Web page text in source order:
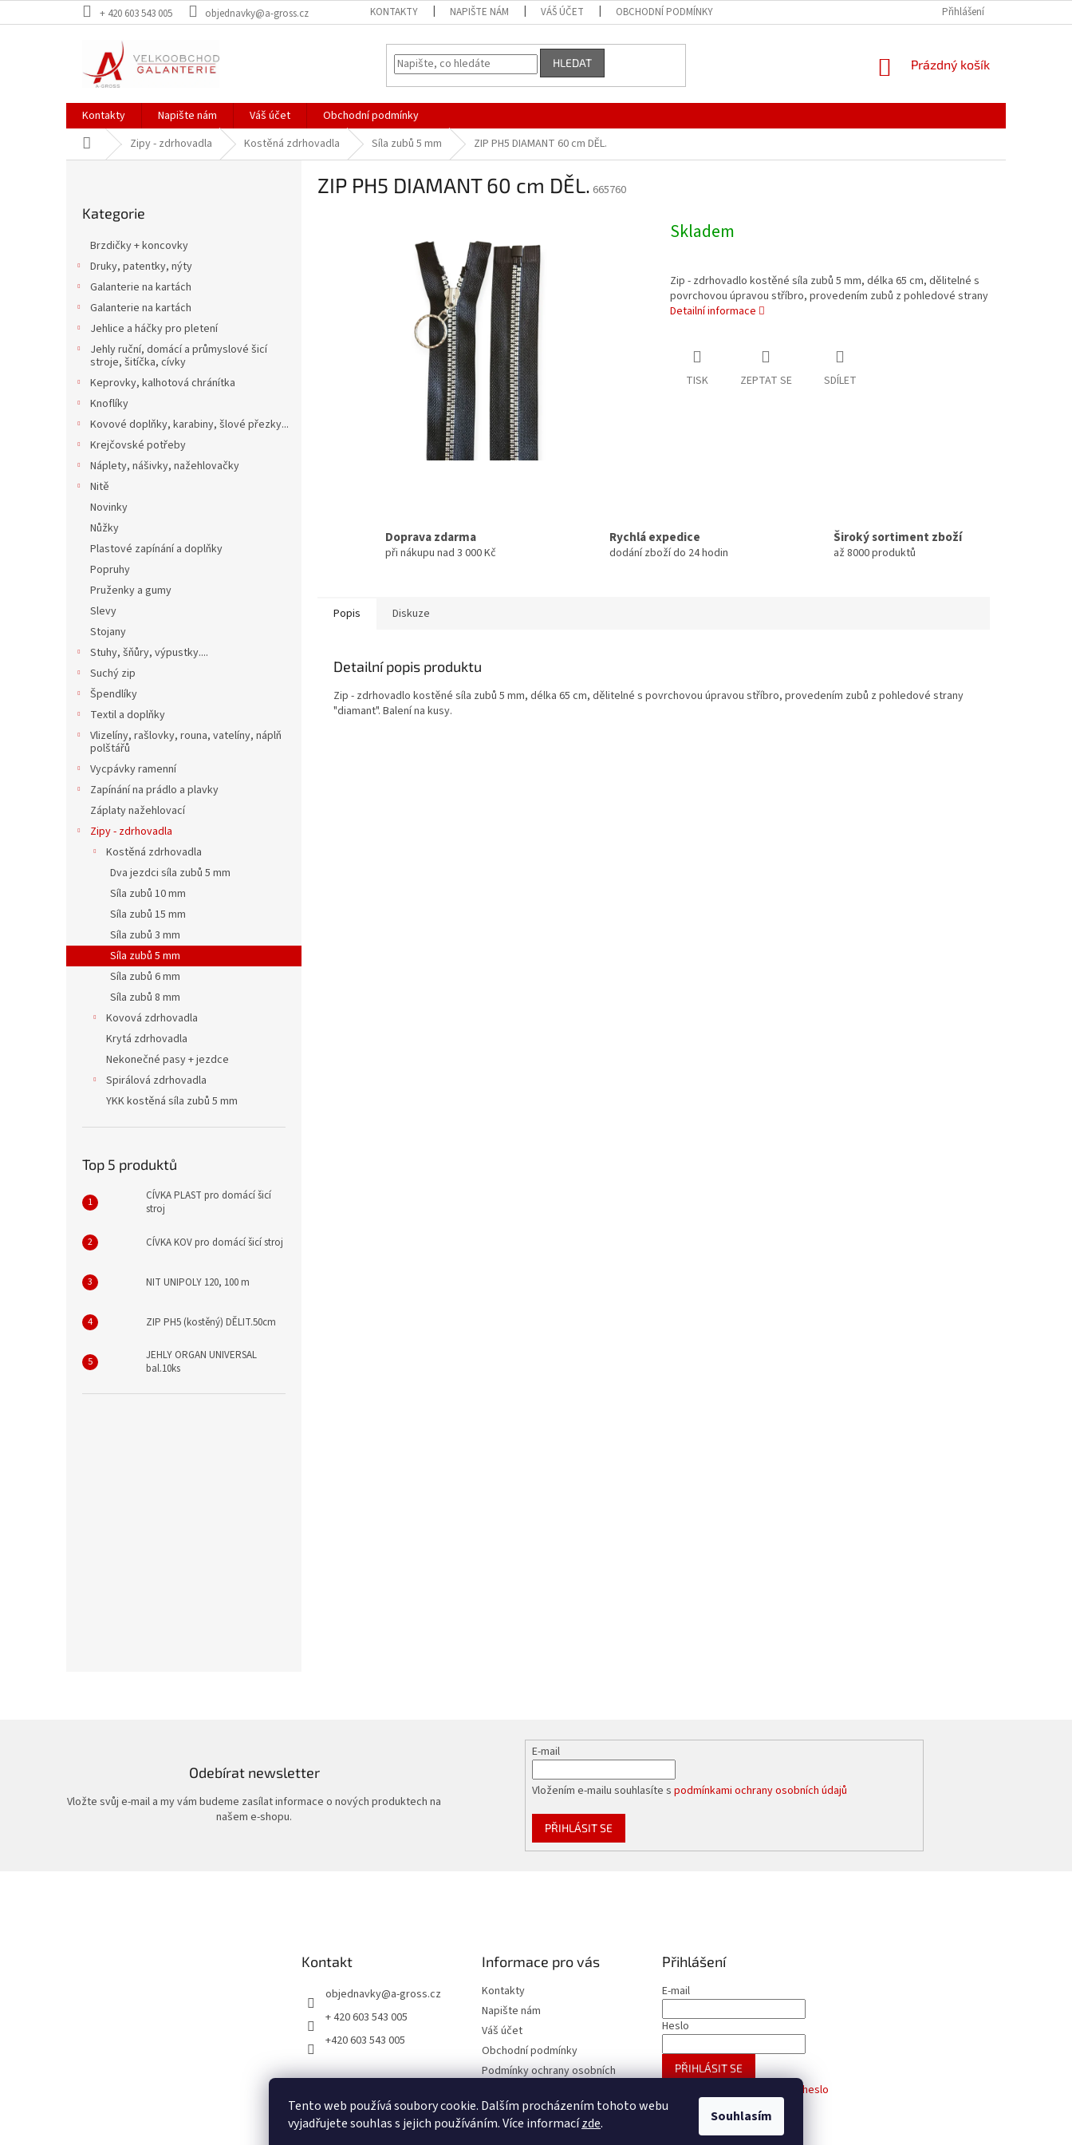
Tento web používá soubory cookie. Dalším procházením tohoto webu
vyjadřujete souhlas s jejich používáním. Více informacízde. Souhlasím
na
+ 420 603 543 005 objednavky@a-gross.cz KONTAKTY NAPIŠTE NÁM VÁŠ ÚČET OBCHODNÍ PODMÍNKY REKLAMACE
Přihlášení
HLEDAT
NÁKUPNÍ
Prázdný košík
Kontakty Napište nám Váš účet
Obchodní podmínky
Domů Zipy - zdrhovadla Kostěná zdrhovadla Síla zubů 5 mm ZIP PH5 DIAMANT 60 cm DĚL.
kategorie
Kategorie
Brzdičky + koncovky
Druky, patentky, nýty
Galanterie na kartách
Galanterie na kartách
Jehlice a háčky pro pletení
Jehly ruční, domácí a průmyslové šicí
stroje, šitíčka, cívky
Keprovky, kalhotová chránítka
Knoflíky
Kovové doplňky, karabiny, šlové přezky...
Krejčovské potřeby
Náplety, nášivky, nažehlovačky
Nitě
Novinky
Nůžky
Plastové zapínání a doplňky
Popruhy
Pruženky a gumy
Slevy
Stojany
Stuhy, šňůry, výpustky....
Suchý zip
Špendlíky
Textil a doplňky
Vlizelíny, rašlovky, rouna, vatelíny, náplň
polštářů
Vycpávky ramenní
Zapínání na prádlo a plavky
Záplaty nažehlovací
Zipy - zdrhovadla
Kostěná zdrhovadla
Dva jezdci síla zubů 5 mm
Síla zubů 10 mm
Síla zubů 15 mm
Síla zubů 3 mm
Síla zubů 5 mm
Síla zubů 6 mm
Síla zubů 8 mm
Kovová zdrhovadla
Krytá zdrhovadla
Nekonečné pasy + jezdce
Spirálová zdrhovadla
YKK kostěná síla zubů 5 mm
Top 5 produktů
CÍVKA PLAST pro domácí šicí
stroj
CÍVKA KOV pro domácí šicí stroj
NIT UNIPOLY 120, 100 m
ZIP PH5 (kostěný) DĚLIT.50cm
JEHLY ORGAN UNIVERSAL
bal.10ks
ZIP PH5 DIAMANT 60 cm DĚL. 665760
Skladem
Zip - zdrhovadlo kostěné síla zubů 5 mm, délka 65 cm, dělitelné s
povrchovou úpravou stříbro, provedením zubů z pohledové strany
Detailní informace
TISK ZEPTAT SE SDÍLET
Doprava zdarma
při nákupu nad 3 000 Kč
Rychlá expedice
dodání zboží do 24 hodin
Široký sortiment zboží
až 8000 produktů
Popis Diskuze
Detailní popis produktu
Zip - zdrhovadlo kostěné síla zubů 5 mm, délka 65 cm, dělitelné s povrchovou úpravou stříbro, provedením zubů z pohledové strany
"diamant". Balení na kusy.
Odebírat newsletter
Vložte svůj e-mail a my vám budeme zasílat informace o nových produktech na
našem e-shopu.
E-mail
Vložením e-mailu souhlasíte spodmínkami ochrany osobních údajů
PŘIHLÁSIT SE
Kontakt
objednavky@a-gross.cz
+ 420 603 543 005
+420 603 543 005
Informace pro vás
Kontakty
Napište nám
Váš účet
Obchodní podmínky
Podmínky ochrany osobních
Reklamace
Přihlášení
E-mail
Heslo
PŘIHLÁSIT SE
Zapomenuté heslo